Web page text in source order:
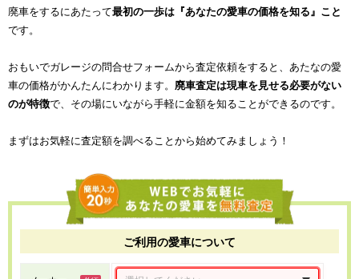
廃車をするにあたって最初の一歩は『あなたの愛車の価格を知る』こと
です。
おもいでガレージの問合せフォームから査定依頼をすると、あたなの愛
車の価格がかんたんにわかります。 廃車査定は現車を見せる必要がない
のが特徴で、その場にいながら手軽に金額を知ることができるのです。
まずはお気軽に査定額を調べることから始めてみましょう！
ご利用の愛車について